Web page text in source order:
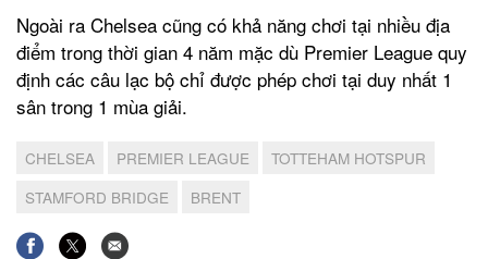
Ngoài ra Chelsea cũng có khả năng chơi tại nhiều địa
điểm trong thời gian 4 năm mặc dù Premier League quy
định các câu lạc bộ chỉ được phép chơi tại duy nhất 1
sân trong 1 mùa giải.
CHELSEA PREMIER LEAGUE
TOTTEHAM HOTSPUR
STAMFORD BRIDGE
BRENT